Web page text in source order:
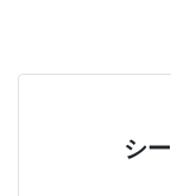
シ